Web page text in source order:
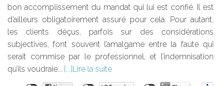
bon accomplissement du mandat qui lui est confié. Il est
d’ailleurs obligatoirement assuré pour cela. Pour autant,
les clients déçus, parfois sur des considérations
subjectives, font souvent l’amalgame entre la faute qui
serait commise par le professionnel, et l’indemnisation
qu’ils voudraie...
Lire la suite